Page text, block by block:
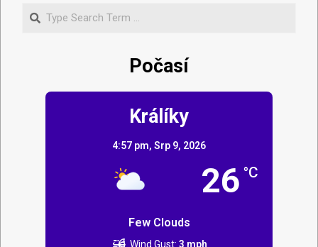
Počasí
Králíky
4:57 pm, Srp 9, 2026
26 °C
Few Clouds
Wind Gust: 3 mph